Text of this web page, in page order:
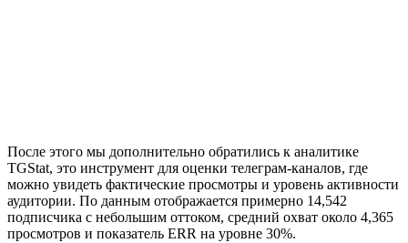
После этого мы дополнительно обратились к аналитике
TGStat, это инструмент для оценки телеграм-каналов, где
можно увидеть фактические просмотры и уровень активности
аудитории. По данным отображается примерно 14,542
подписчика с небольшим оттоком, средний охват около 4,365
просмотров и показатель ERR на уровне 30%.